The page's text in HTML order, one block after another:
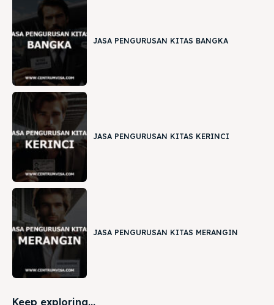
JASA PENGURUSAN KITAS BANGKA
JASA PENGURUSAN KITAS KERINCI
JASA PENGURUSAN KITAS MERANGIN
Keep exploring...